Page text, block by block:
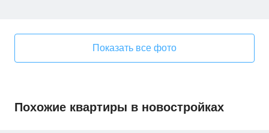
Показать все фото
Похожие квартиры в новостройках